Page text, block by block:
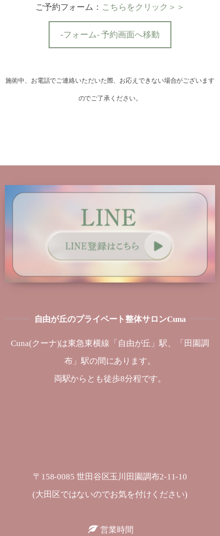
ご予約フォーム： こちらをクリック＞＞
-フォーム- 予約画面へ移動
施術中、お電話でご連絡いただいた際、お応えできない場合がございます
のでご了承ください。
自由が丘のプライベート整体サロンCuna
Cuna(クーナ)は東急東横線「自由が丘」駅、「田園調
布」駅の間にあります。
両駅からとも徒歩8分程です。
〒158-0085 世田谷区玉川田園調布2-11-10
(大田区ではないのでお気を付けください)
営業時間